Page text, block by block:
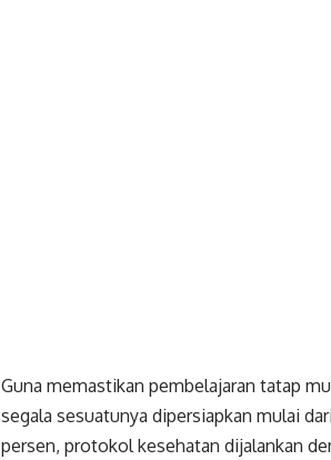
Guna memastikan pembelajaran tatap
segala sesuatunya dipersiapkan mulai
persen, protokol kesehatan dijalankan